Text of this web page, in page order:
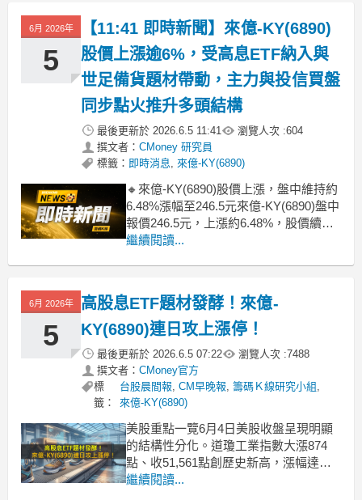
價資金進場；輔因則來自運動休閒族群
在旺季與世界級賽事題材加持下
6月 2026年
5
【11:41 即時新聞】來億-KY(6890)
股價上漲逾6%，受高息ETF納入與
世足備貨題材帶動，主力與投信買盤
同步點火推升多頭結構
最後更新於 2026.6.5 11:41 瀏覽人次 :604
撰文者： CMoney 研究員
標籤： 即時消息, 來億-KY(6890)
🔸來億-KY(6890)股價上漲，盤中維持約
6.48%漲幅至246.5元來億-KY(6890)盤中
報價246.5元，上漲約6.48%，股價續強
攻高。盤面上資金主要圍繞兩大題材推
動能；二是製鞋族群受惠世足備貨潮與
旺季題材加溫，
繼續閱讀...
6月 2026年
5
高股息ETF題材發酵！來億-
KY(6890)連日攻上漲停！
最後更新於 2026.6.5 07:22 瀏覽人次 :7488
撰文者： CMoney官方
標
籤：
台股晨間報,CM早晚報,籌碼Ｋ線研究小組 ,
來億-KY(6890)
美股重點一覽6月4日美股收盤呈現明顯
的結構性分化。道瓊工業指數大漲874
點、收51,561點創歷史新高，漲幅達
1.73%；羅素2000小型股指數同步上漲
繼續閱讀...